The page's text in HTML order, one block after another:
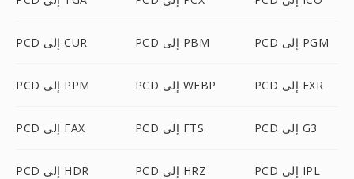
PCD إلى CUR PCD إلى PBM PCD إلى PGM
PCD إلى PPM PCD إلى WEBP PCD إلى EXR
PCD إلى FAX PCD إلى FTS PCD إلى G3
PCD إلى HDR PCD إلى HRZ PCD إلى IPL